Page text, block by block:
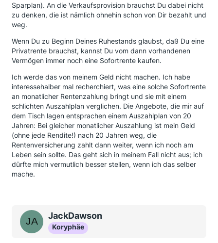
Sparplan). An die Verkaufsprovision brauchst Du dabei nicht
zu denken, die ist nämlich ohnehin schon von Dir bezahlt und
weg.
Wenn Du zu Beginn Deines Ruhestands glaubst, daß Du eine
Privatrente brauchst, kannst Du vom dann vorhandenen
Vermögen immer noch eine Sofortrente kaufen.
Ich werde das von meinem Geld nicht machen. Ich habe
interessehalber mal recherchiert, was eine solche Sofortrente
an monatlicher Rentenzahlung bringt und sie mit einem
schlichten Auszahlplan verglichen. Die Angebote, die mir auf
dem Tisch lagen entsprachen einem Auszahlplan von 20
Jahren: Bei gleicher monatlicher Auszahlung ist mein Geld
(ohne jede Rendite!) nach 20 Jahren weg, die
Rentenversicherung zahlt dann weiter, wenn ich noch am
Leben sein sollte. Das geht sich in meinem Fall nicht aus; ich
dürfte mich vermutlich besser stellen, wenn ich das selber
mache.
JackDawson
Koryphäe